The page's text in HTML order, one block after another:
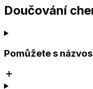
Doučování
Pomůžete s